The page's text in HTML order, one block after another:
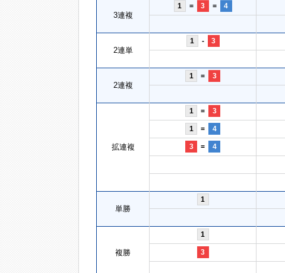
3連複
1 = 3 = 4
2連単
1 - 3
2連複
1 = 3
拡連複
1 = 3
1 = 4
3 = 4
単勝
1
複勝
1
3